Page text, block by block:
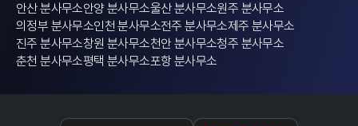
안산 분사무소안양 분사무소울산 분사무소원주 분사무소
의정부 분사무소인천 분사무소전주 분사무소제주 분사무소
진주 분사무소창원 분사무소천안 분사무소청주 분사무소
춘천 분사무소평택 분사무소포항 분사무소